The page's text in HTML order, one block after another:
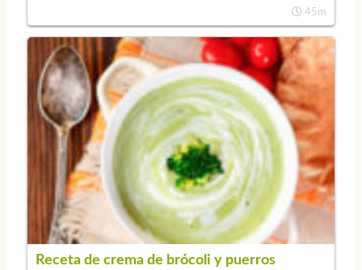
45m
Receta de crema de brócoli y puerros